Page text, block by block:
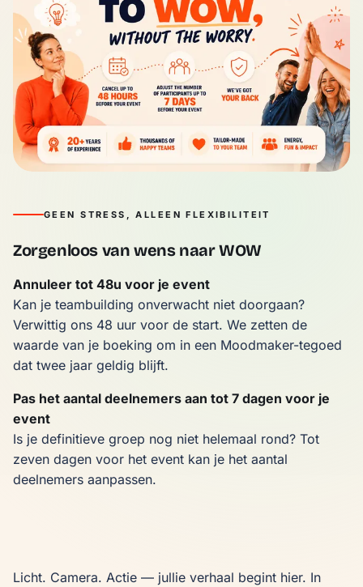
GEEN STRESS, ALLEEN FLEXIBILITEIT
Zorgenloos van wens naar WOW
Annuleer tot 48u voor je event
Kan je teambuilding onverwacht niet doorgaan?
Verwittig ons 48 uur voor de start. We zetten de
waarde van je boeking om in een Moodmaker-tegoed
dat twee jaar geldig blijft.
Pas het aantal deelnemers aan tot 7 dagen voor je
event
Is je definitieve groep nog niet helemaal rond? Tot
zeven dagen voor het event kan je het aantal
deelnemers aanpassen.
Licht. Camera. Actie — jullie verhaal begint hier. In